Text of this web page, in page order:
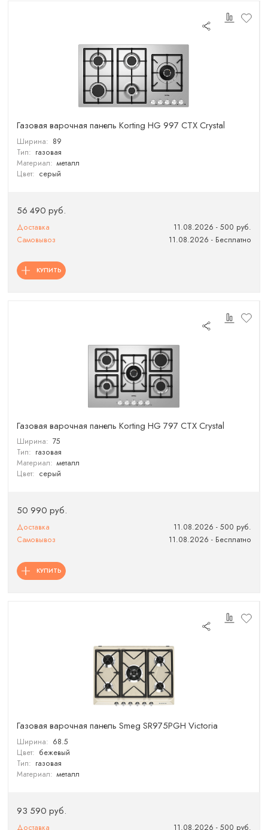
Газовая варочная панель Korting HG 997 CTX Crystal
Ширина: 89
Тип: газовая
Материал: металл
Цвет: серый
56 490 руб.
Доставка
11.08.2026 - 500 руб.
Самовывоз
11.08.2026 - Бесплатно
КУПИТЬ
Газовая варочная панель Korting HG 797 CTX Crystal
Ширина: 75
Тип: газовая
Материал: металл
Цвет: серый
50 990 руб.
Доставка
11.08.2026 - 500 руб.
Самовывоз
11.08.2026 - Бесплатно
КУПИТЬ
Газовая варочная панель Smeg SR975PGH Victoria
Ширина: 68.5
Цвет: бежевый
Тип: газовая
Материал: металл
93 590 руб.
Доставка 11.08.2026 - 500 руб.